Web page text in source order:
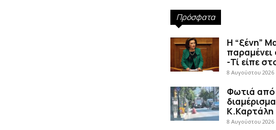
Πρόσφατα
Η “ξένη”
-Τί είπε
8 Αυγούστου 2026
Φωτιά από
Κ.Καρτάλη
8 Αυγούστου 2026